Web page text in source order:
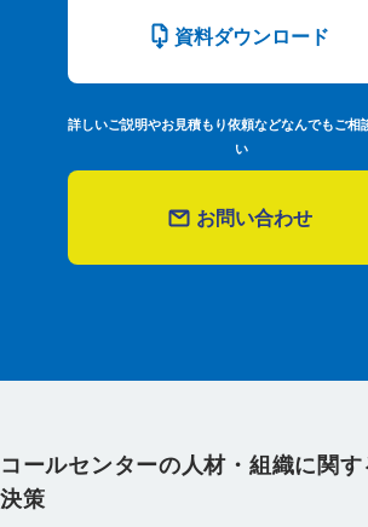
資料ダウンロード
詳しいご説明やお見積もり依頼などなんでもご相
い
お問い合わせ
コールセンターの人材・組織に関
決策